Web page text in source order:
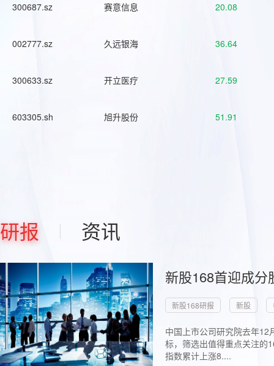
300687.sz 赛意信息 20.08
002777.sz 久远银海 36.64
300633.sz 开立医疗 27.59
603305.sh 旭升股份 51.91
研报 资讯
新股168首迎成
新股168研报 新股
中国上市公司研究院去年
标，筛选出值得重点关注的
指数累计上涨8....